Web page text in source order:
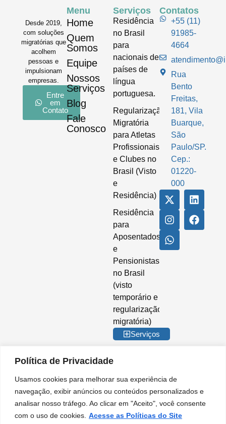
Política de Privacidade
Usamos cookies para melhorar sua experiência de
navegação, exibir anúncios ou conteúdos personalizados e
analisar nosso tráfego. Ao clicar em "Aceito", você consente
com o uso de cookies. Acesse as Políticas do Site
Desde 2019,
com soluções
migratórias que
acolhem
pessoas e
impulsionam
empresas.
Entre
em
Contato
Menu
Home
Quem
Somos
Equipe
Nossos
Serviços
Blog
Fale
Conosco
Serviços
Residência
no Brasil
para
nacionais de
países de
língua
portuguesa.
Regularização
Migratória
para Atletas
Profissionais
e Clubes no
Brasil (Visto
e
Residência)
Residência
para
Aposentados
e
Pensionistas
no Brasil
(visto
temporário e
regularização
migratória)
Serviços
Contatos
+55 (11)
91985-
4664
Rua
Bento
Freitas,
181, Vila
Buarque,
São
Paulo/SP.
Cep.:
01220-
000
35.842.274/0001-02. IMIGRAR BRASIL® é marca registrada no INPI. A
Imigrar Brasil é uma empresa privada de consultoria e assessoria
migratória. Não somos órgão do Governo Brasileiro e não mantemos